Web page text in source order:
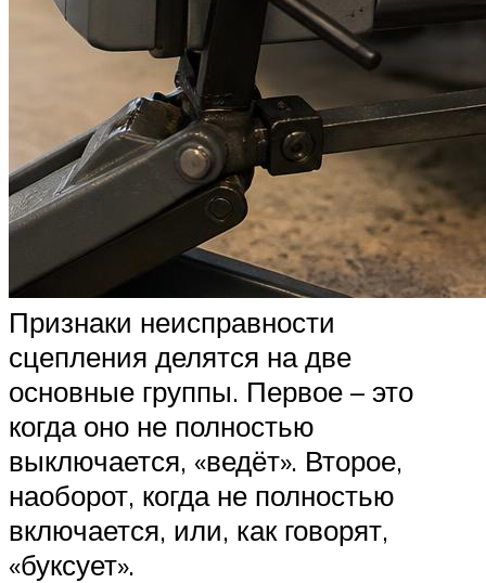
Признаки неисправности
сцепления делятся на две
основные группы. Первое – это
когда оно не полностью
выключается, «ведёт». Второе,
наоборот, когда не полностью
включается, или, как говорят,
«буксует».